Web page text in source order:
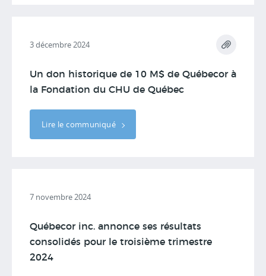
3 décembre 2024
Un don historique de 10 M$ de Québecor à
la Fondation du CHU de Québec
Lire le communiqué
7 novembre 2024
Québecor inc. annonce ses résultats
consolidés pour le troisième trimestre
2024